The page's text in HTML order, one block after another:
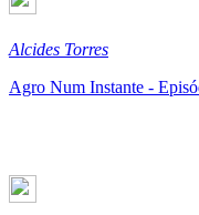
Alcides Torres
Agro Num Instante -